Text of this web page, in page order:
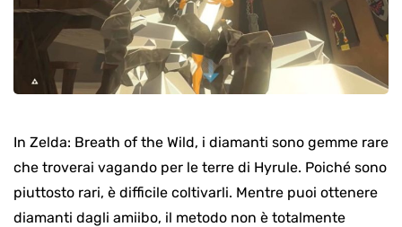
In Zelda: Breath of the Wild, i diamanti sono gemme rare
che troverai vagando per le terre di Hyrule. Poiché sono
piuttosto rari, è difficile coltivarli. Mentre puoi ottenere
diamanti dagli amiibo, il metodo non è totalmente